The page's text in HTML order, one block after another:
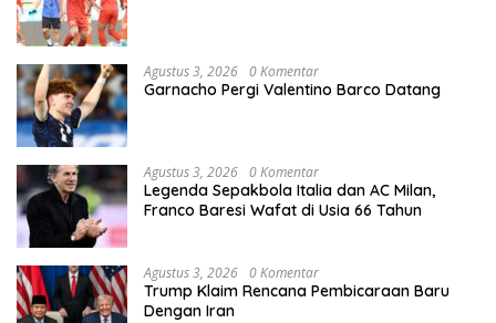
Agustus 3, 2026 0 Komentar
Garnacho Pergi Valentino Barco Datang
Agustus 3, 2026 0 Komentar
Legenda Sepakbola Italia dan AC Milan,
Franco Baresi Wafat di Usia 66 Tahun
Agustus 3, 2026 0 Komentar
Trump Klaim Rencana Pembicaraan Baru
Dengan Iran